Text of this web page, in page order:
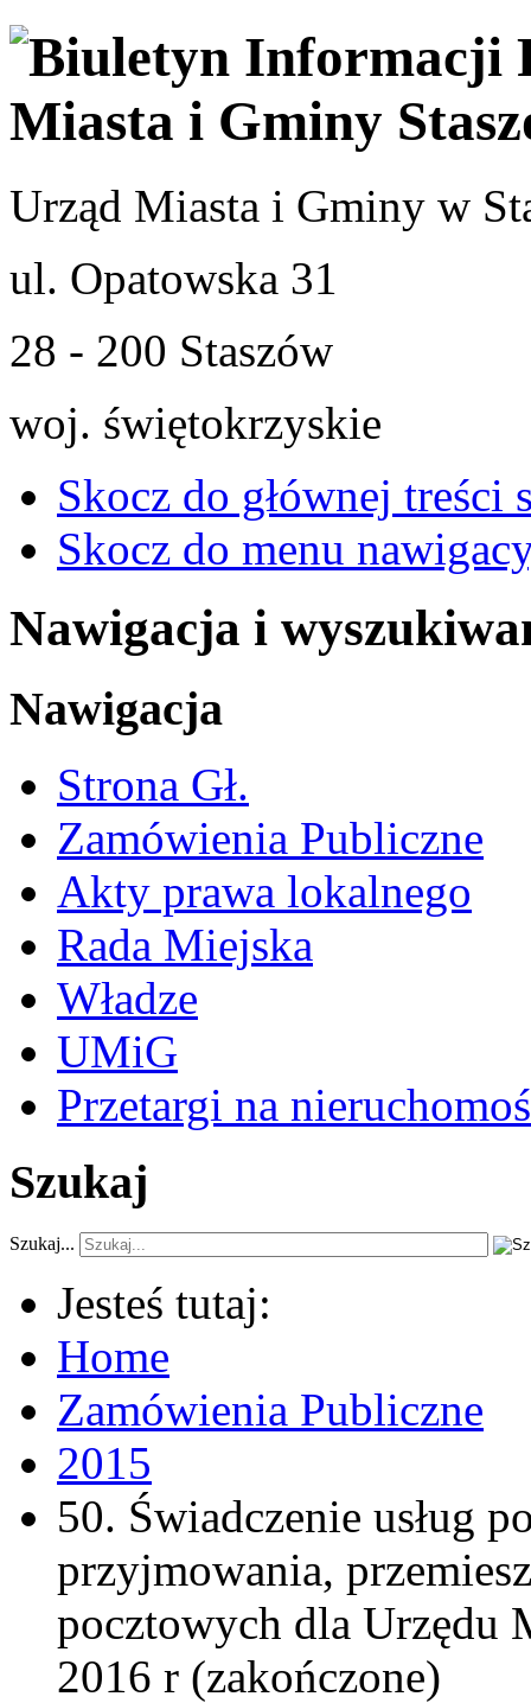
Urząd Miasta i Gminy w
ul. Opatowska 31
28 - 200 Staszów
woj. świętokrzyskie
Skocz do głównej treści
Skocz do menu
Nawigacja i
Nawigacja
Strona Gł.
Zamówienia Publiczne
Akty prawa lokalnego
Rada Miejska
Władze
UMiG
Przetargi na
Szukaj
Szukaj...
Jesteś tutaj:
Home
Zamówienia Publiczne
2015
50. Świadczenie usług
przyjmowania,
pocztowych dla Urzędu
2016 r (zakończone)